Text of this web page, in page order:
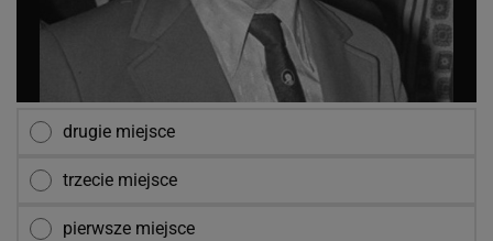
drugie miejsce
trzecie miejsce
pierwsze miejsce